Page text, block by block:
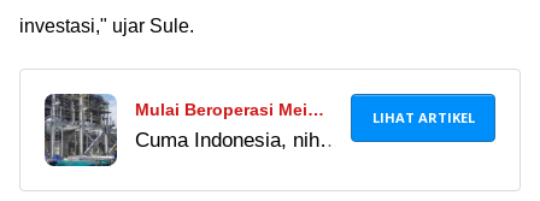
investasi," ujar Sule.
Mulai Beroperasi Mei
2024, Inilah Wujud Pabrik
Cuma Indonesia, nih,
LIHAT ARTIKEL